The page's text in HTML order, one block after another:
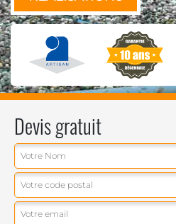
Devis gratuit